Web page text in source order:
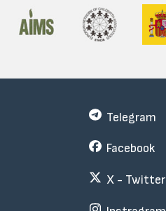
Telegram
Facebook
X - Twitter